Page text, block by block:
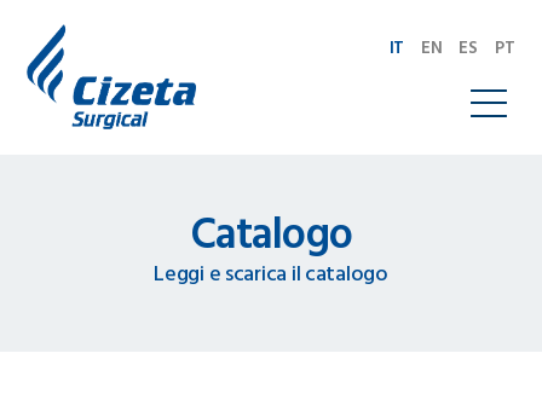
IT EN ES PT
Catalogo
Leggi e scarica il catalogo